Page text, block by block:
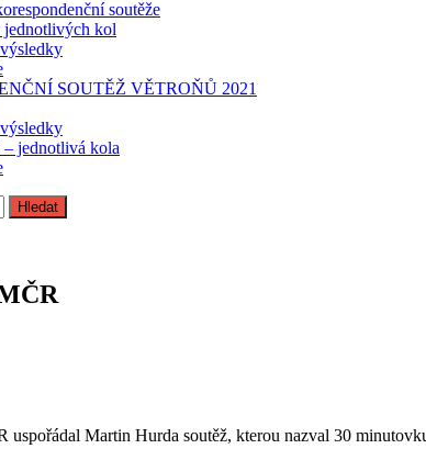
soutěže
kol
SOUTĚŽ VĚTROŇŮ 2021
jednotlivá kola
uspořádal Martin Hurda soutěž, kterou nazval 30